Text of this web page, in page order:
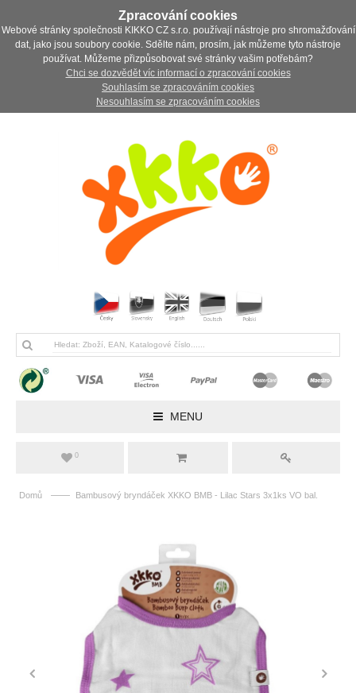
Zpracování cookies
Webové stránky společnosti KIKKO CZ s.r.o. používají nástroje pro shromažďování
dat, jako jsou soubory cookie. Sdělte nám, prosím, jak můžeme tyto nástroje
používat. Můžeme přizpůsobovat své stránky vašim potřebám?
Chci se dozvědět víc informací o zpracování cookies
Souhlasím se zpracováním cookies
Nesouhlasím se zpracováním cookies
MENU
0
Domů —— Bambusový bryndáček XKKO BMB - Lilac Stars 3x1ks VO bal.